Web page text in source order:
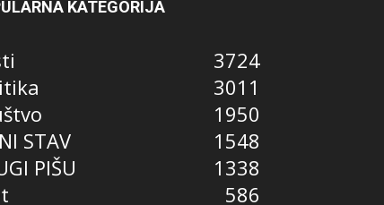
KATEGORIJA
3724
3011
1950
STAV
1548
PIŠU
1338
586